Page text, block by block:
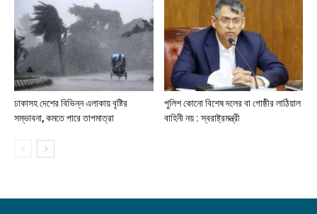
ঢাকাসহ দেশের বিভিন্ন এলাকায় বৃষ্টির
সম্ভাবনা, কমতে পারে তাপমাত্রা
পুলিশ কোনো বিশেষ দলের বা গোষ্ঠীর লাঠিয়াল
বাহিনী নয় : স্বরাষ্ট্রমন্ত্রী